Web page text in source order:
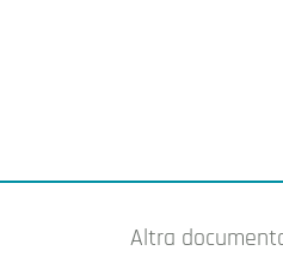
Altra